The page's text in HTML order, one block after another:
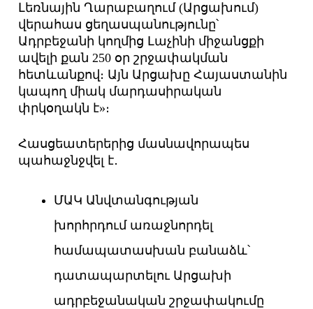
Լեռնային Ղարաբաղում (Արցախում)
վերահաս ցեղասպանությունը՝
Ադրբեջանի կողմից Լաչինի միջանցքի
ավելի քան 250 օր շրջափակման
հետևանքով։ Այն Արցախը Հայաստանին
կապող միակ մարդասիրական
փրկօղակն է»։
Հասցեատերերից մասնավորապես
պահաջնջվել է․
ՄԱԿ Անվտանգության
խորհրդում առաջնորդել
համապատասխան բանաձև՝
դատապարտելու Արցախի
ադրբեջանական շրջափակումը